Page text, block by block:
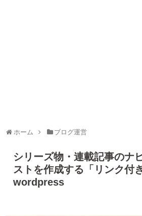
ホーム ブログ運営
シリーズ物・連載記事のナ
ストを作成する「リンク付
wordpress